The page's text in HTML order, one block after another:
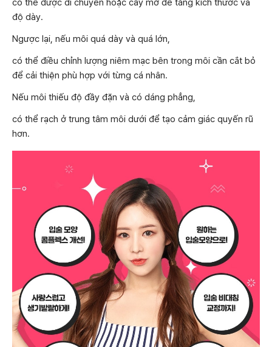
có thể được di chuyển hoặc cấy mỡ để tăng kích thước và
độ dày.
Ngược lại, nếu môi quá dày và quá lớn,
có thể điều chỉnh lượng niêm mạc bên trong môi cần cắt bỏ
để cải thiện phù hợp với từng cá nhân.
Nếu môi thiếu độ đầy đặn và có dáng phẳng,
có thể rạch ở trung tâm môi dưới để tạo cảm giác quyến rũ
hơn.